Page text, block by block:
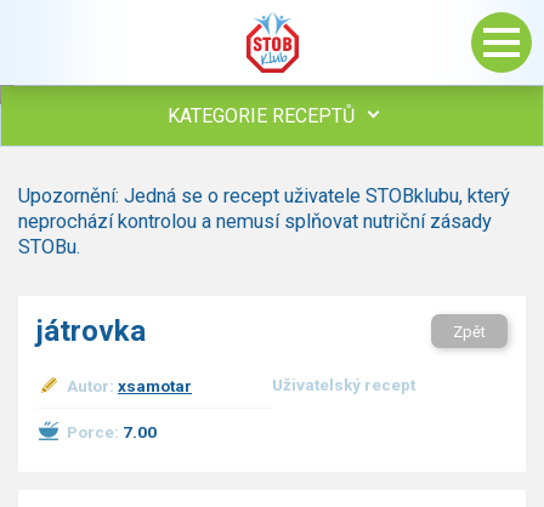
KATEGORIE RECEPTŮ
Polévky
Studená kuchyně
Bezmasé a zeleninové
Sladké pokrmy
Dezerty
Upozornění: Jedná se o recept uživatele STOBklubu, který
neprochází kontrolou a nemusí splňovat nutriční zásady
STOBu.
játrovka Zpět
Autor: xsamotar Uživatelský recept
Porce: 7.00